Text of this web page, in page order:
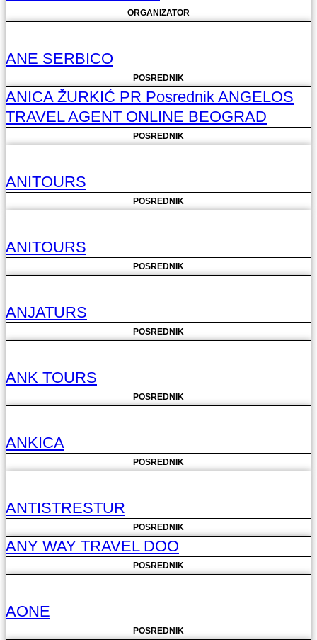
ORGANIZATOR
ANE SERBICO
POSREDNIK
ANICA ŽURKIĆ PR Posrednik ANGELOS
TRAVEL AGENT ONLINE BEOGRAD
POSREDNIK
ANITOURS
POSREDNIK
ANITOURS
POSREDNIK
ANJATURS
POSREDNIK
ANK TOURS
POSREDNIK
ANKICA
POSREDNIK
ANTISTRESTUR
POSREDNIK
ANY WAY TRAVEL DOO
POSREDNIK
AONE
POSREDNIK